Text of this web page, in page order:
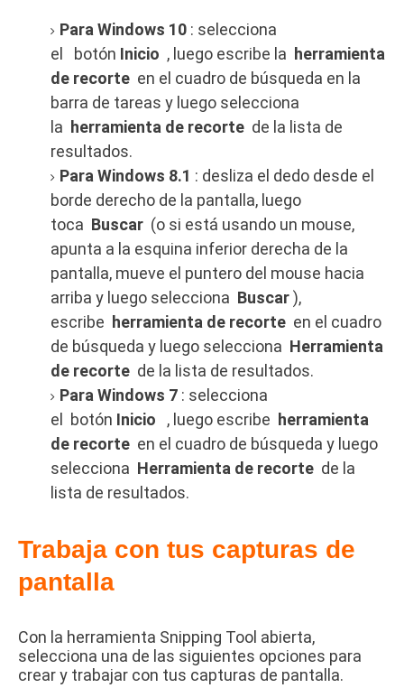
Para Windows 10 : selecciona
el
botón Inicio , luego escribe la herramienta
de recorte en el cuadro de búsqueda en la
barra de tareas y luego selecciona
la herramienta de recorte de la lista de
resultados.
Para Windows 8.1 : desliza el dedo desde el
borde derecho de la pantalla, luego
toca Buscar (o si está usando un mouse,
apunta a la esquina inferior derecha de la
pantalla, mueve el puntero del mouse hacia
arriba y luego selecciona Buscar),
escribe herramienta de recorte en el cuadro
de búsqueda y luego selecciona Herramienta
de recorte de la lista de resultados.
Para Windows 7 : selecciona
el botón Inicio , luego escribe herramienta
de recorte en el cuadro de búsqueda y luego
selecciona Herramienta de recorte de la
lista de resultados.
Trabaja con tus capturas de
pantalla
Con la herramienta Snipping Tool abierta,
selecciona una de las siguientes opciones para
crear y trabajar con tus capturas de pantalla.